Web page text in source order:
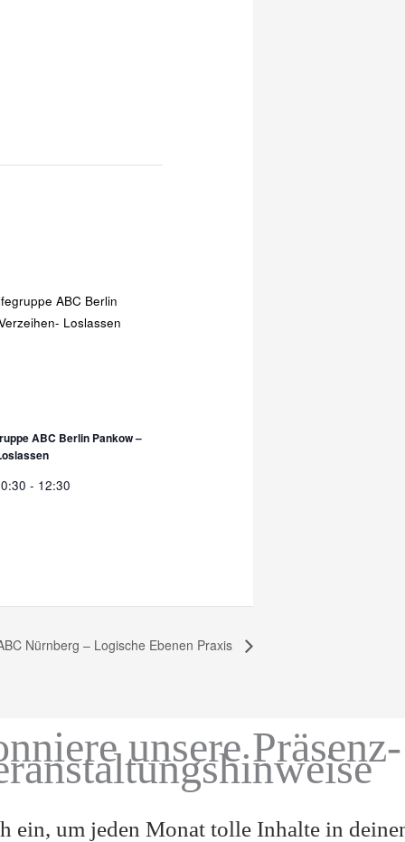
ABC Berlin Pankow –
- 12:30
Nürnberg – Logische Ebenen Praxis
unsere Präsenz-
ein, um jeden Monat tolle Inhalte in